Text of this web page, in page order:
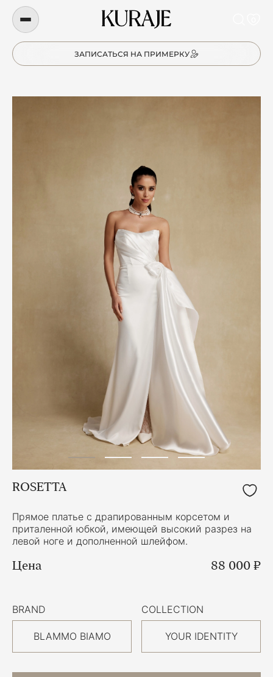
ЗАПИСАТЬСЯ НА ПРИМЕРКУ
ROSETTA
Прямое платье с драпированным корсетом и
приталенной юбкой, имеющей высокий разрез на
левой ноге и дополненной шлейфом.
Цена 88 000 ₽
BRAND
BLAMMO BIAMO
COLLECTION
YOUR IDENTITY